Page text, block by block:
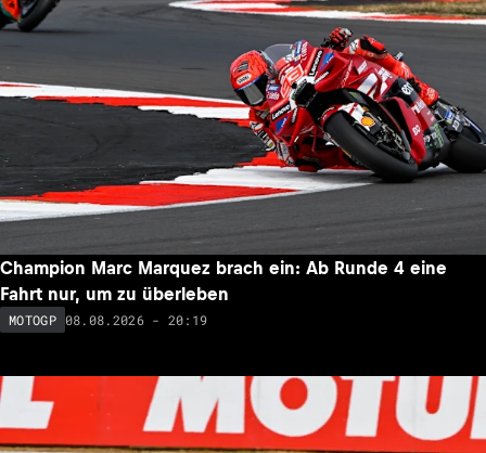
Champion Marc Marquez brach ein: Ab Runde 4 eine
Fahrt nur, um zu überleben
MOTOGP 08.08.2026 - 20:19